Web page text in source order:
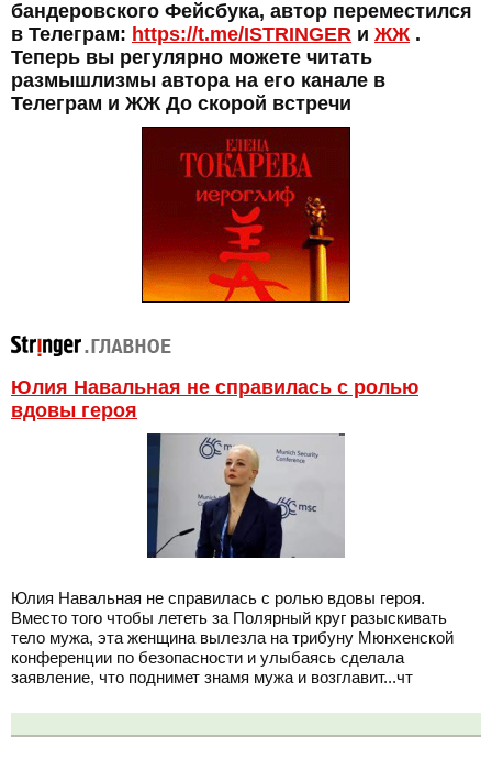
бандеровского Фейсбука, автор переместился
в Телеграм: https://t.me/ISTRINGER и ЖЖ.
Теперь вы регулярно можете читать
размышлизмы автора на его канале в
Телеграм и ЖЖ До скорой встречи
Юлия Навальная не справилась с ролью
вдовы героя
Юлия Навальная не справилась с ролью вдовы героя.
Вместо того чтобы лететь за Полярный круг разыскивать
тело мужа, эта женщина вылезла на трибуну Мюнхенской
конференции по безопасности и улыбаясь сделала
заявление, что поднимет знамя мужа и возглавит...чт